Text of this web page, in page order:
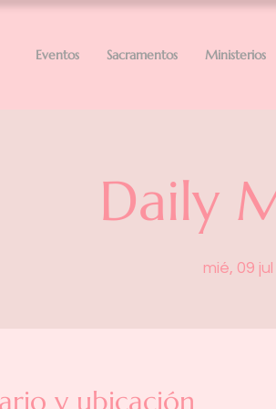
Eventos Sacramentos Ministerios
Daily
mié, 09 jul
y ubicación